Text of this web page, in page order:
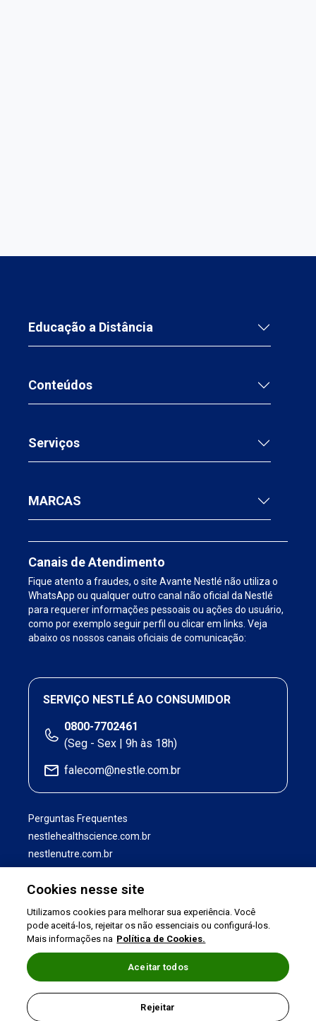
Educação a Distância
Conteúdos
Serviços
MARCAS
Canais de Atendimento
Fique atento a fraudes, o site Avante Nestlé não utiliza o
WhatsApp ou qualquer outro canal não oficial da Nestlé
para requerer informações pessoais ou ações do usuário,
como por exemplo seguir perfil ou clicar em links. Veja
abaixo os nossos canais oficiais de comunicação:
SERVIÇO NESTLÉ AO CONSUMIDOR
0800-7702461
(Seg - Sex | 9h às 18h)
falecom@nestle.com.br
Perguntas Frequentes
nestlehealthscience.com.br
nestlenutre.com.br
Política de Privacidade
©2026 Nestlé Nutrition & Health
Cookies nesse site
Utilizamos cookies para melhorar sua experiência. Você
pode aceitá-los, rejeitar os não essenciais ou configurá-los.
Mais informações na Política de Cookies.
Rejeitar
Aceitar todos